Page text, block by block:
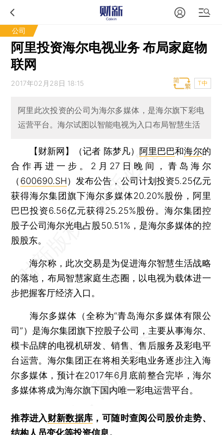
公司
阿里投资海尔电视业务 布局家庭物
联网
2017年02月28日 18:15 T中
阿里此次投资的公司为海尔多媒体，是海尔旗下彩电
运营平台。海尔试图以智能电视为入口布局智慧生活
【财新网】（记者 陈梦凡） 阿里巴巴和海尔的
合作再进一步。2月27日晚间，青岛海尔
（ 600690.SH）发布公告，公司计划投资5.25亿元
获得海尔集团旗下海尔多媒体20.20%股份，阿里
巴巴投资6.56亿元获得25.25%股份。海尔集团控
股子公司海尔光电占股50.51%，是海尔多媒体的控
股股东。
海尔称，此次交易是为促进海尔智慧生活战略
的落地，布局智慧家庭生态圈，以电视为载体进一
步把握客厅经济入口。
海尔多媒体（全称为“青岛海尔多媒体有限公
司”）是海尔集团旗下控股子公司，主要从事海尔、
模卡品牌的电视机研发、销售、售后服务及彩电平
台运营。海尔集团正在将相关彩电业务逐步注入海
尔多媒体，预计在2017年6月底前整合完毕，海尔
多媒体将成为海尔旗下国内唯一彩电运营平台。
推荐进入财新数据库 ，可随时查阅公司股价走势、
结构人员变化等投资信息。